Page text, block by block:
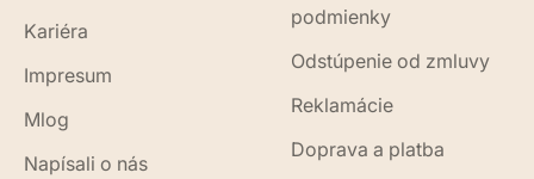
Kariéra
Impresum
Mlog
Napísali o nás
podmienky
Odstúpenie od zmluvy
Reklamácie
Doprava a platba